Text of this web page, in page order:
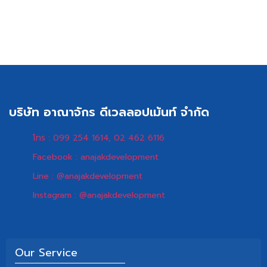
บริษัท อาณาจักร ดีเวลลอปเม้นท์ จำกัด
โทร : 099 254 1614, 02 462 6116
Facebook : anajakdevelopment
Line : @anajakdevelopment
Instagram : @anajakdevelopment
Our Service